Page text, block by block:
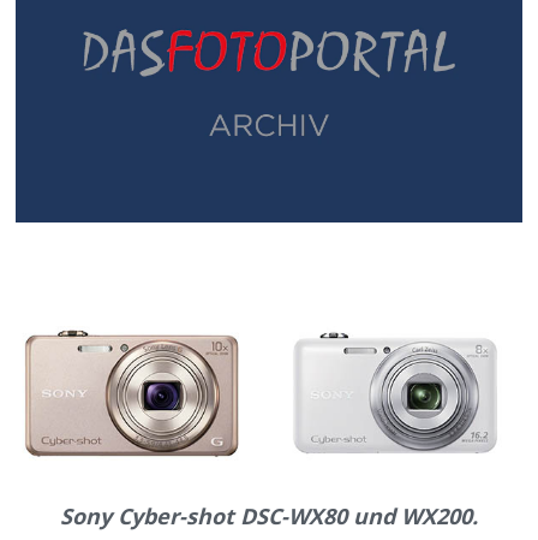
Sony Cyber-shot DSC-WX80 und WX200.